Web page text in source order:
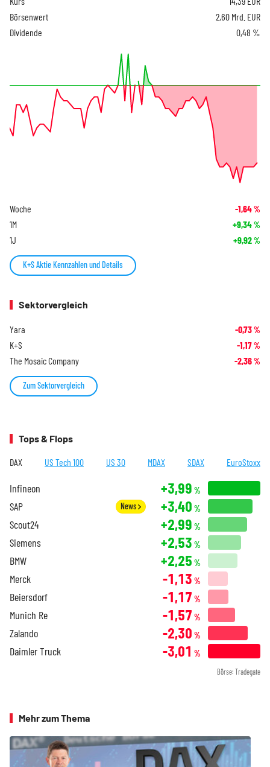
Börsenwert
2,60 Mrd. EUR
Dividende
0,48 %
Woche -1,64%
1M +9,34%
1J +9,92%
K+S Aktie Kennzahlen und Details
Sektorvergleich
Yara -0,73%
K+S -1,17%
The Mosaic Company -2,36%
Zum Sektorvergleich
Tops & Flops
DAX US Tech 100 US 30 MDAX SDAX EuroStoxx
Infineon +3,99 %
SAP News +3,40 %
Scout24 +2,99 %
Siemens +2,53 %
BMW +2,25 %
Merck -1,13 %
Beiersdorf -1,17 %
Munich Re -1,57 %
Zalando -2,30 %
Daimler Truck -3,01 %
Börse: Tradegate
Mehr zum Thema